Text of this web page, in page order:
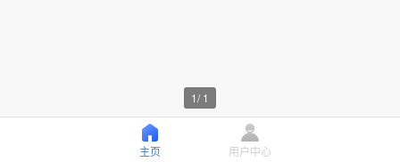
1/1
主页 用户中心